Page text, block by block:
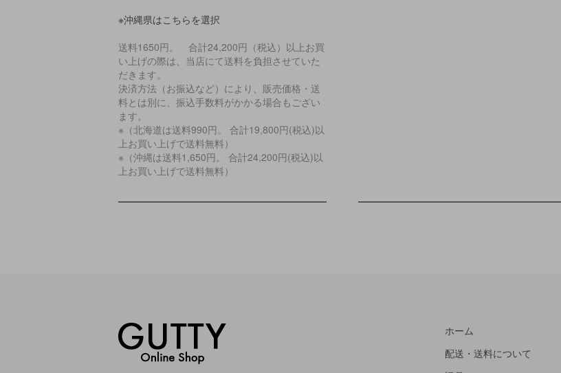
※沖縄県はこちらを選択
送料1650円。 合計24,200円（税込）以上お買
い上げの際は、当店にて送料を負担させていた
だきます。
決済方法（お振込など）により、販売価格・送
料とは別に、振込手数料がかかる場合もござい
ます。
※（北海道は送料990円。 合計19,800円(税込)以
上お買い上げで送料無料）
※（沖縄は送料1,650円。 合計24,200円(税込)以
上お買い上げで送料無料）
ホーム
配送・送料について